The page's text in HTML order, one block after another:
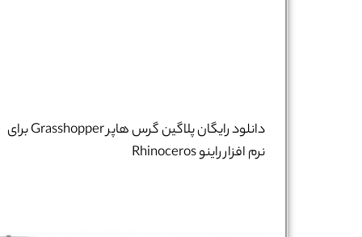
دانلود رایگان پلاگین گرس هاپر Grasshopper برای
نرم افزار راینو Rhinoceros